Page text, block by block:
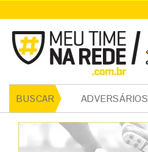
BUSCAR ADVERSÁRIOS